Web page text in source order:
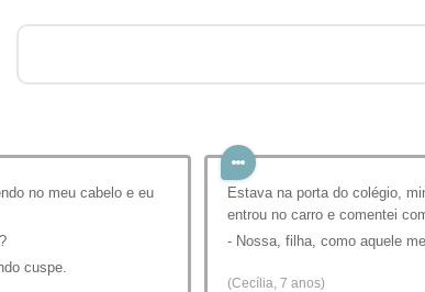
no meu cabelo e eu
cuspe.
Estava na porta do colégio,
entrou no carro e comentei
- Nossa, filha, como aquele
(Cecília, 7 anos)